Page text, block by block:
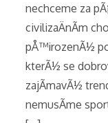
nechceme za
civilizaÄnÃ­m
pÅ™irozenÃ½
kterÃ½ se
zajÃ­mavÃ½
nemusÃ­me